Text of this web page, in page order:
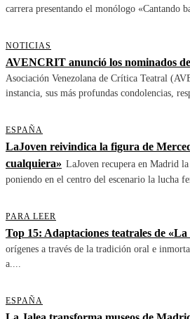
carrera presentando el monólogo «Cantando
NOTICIAS
AVENCRIT anunció los nominados
Asociación Venezolana de Crítica Teatral
instancia, sus más profundas condolencias,
ESPAÑA
LaJoven reivindica la figura de
cualquiera» LaJoven recupera en Madrid
poniendo en el centro del escenario la lucha
PARA LEER
Top 15: Adaptaciones teatrales de «La
orígenes a través de la tradición oral e
a....
ESPAÑA